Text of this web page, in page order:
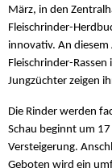
März, in den
Fleischrinder-
innovativ. An diesem
Fleischrinder-
Jungzüchter zeigen
Die Rinder werden
Schau beginnt um
Versteigerung.
Geboten wird ein